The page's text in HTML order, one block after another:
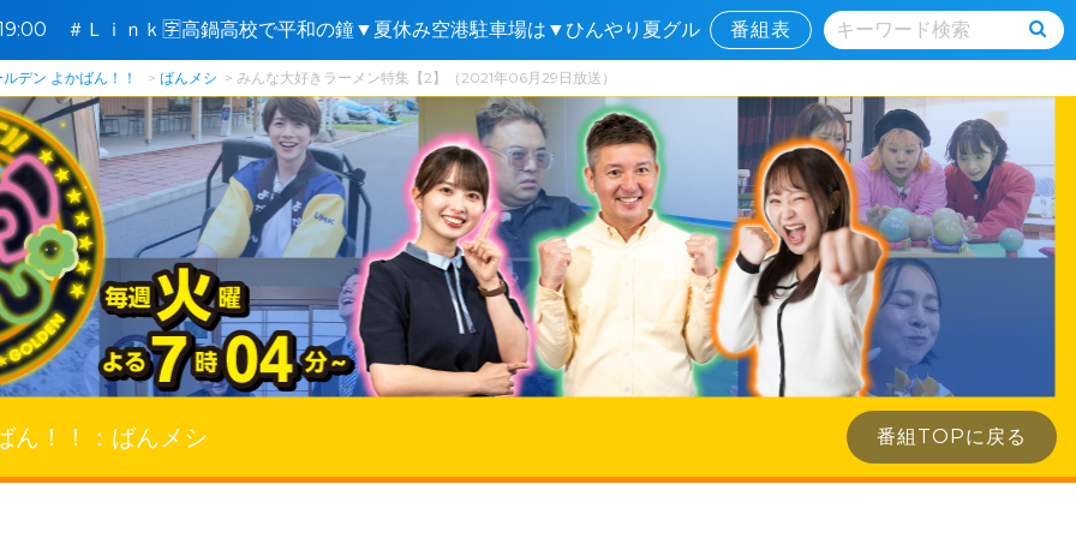
＃Ｌｉｎｋ🈑高鍋高校で平和の鐘▼夏休み空港駐車場は▼ひんやり夏グル 番組表
デン よかばん！！ ばんメシ みんな大好きラーメン特集【2】（2021年06月29日放送）
ん！！： ばんメシ 番組TOPに戻る